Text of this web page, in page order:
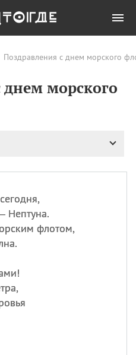
Поздравления с днем морского
морского
Нептуна.
флотом,
Все
День памяти
великомученика и
Николая Чудотворца
День полета на
День Святой Клары —
покровительницы
телевидения
ИМЕНА
празднуют именины